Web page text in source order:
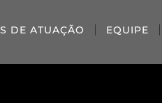
DE ATUAÇÃO EQUIPE